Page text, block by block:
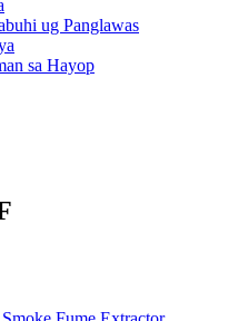
ug Panglawas
sa Hayop